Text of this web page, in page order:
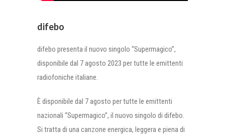
difebo
difebo presenta il nuovo singolo “Supermagico”,
disponibile dal 7 agosto 2023 per tutte le emittenti
radiofoniche italiane.
È disponibile dal 7 agosto per tutte le emittenti
nazionali “Supermagico”, il nuovo singolo di difebo.
Si tratta di una canzone energica, leggera e piena di